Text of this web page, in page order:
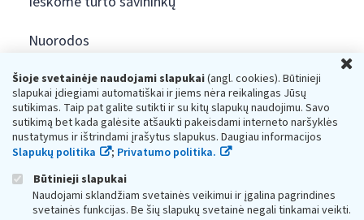
Šioje svetainėje naudojami slapukai(angl. cookies). Būtinieji
slapukai įdiegiami automatiškai ir jiems nėra reikalingas Jūsų
sutikimas. Taip pat galite sutikti ir su kitų slapukų naudojimu. Savo
sutikimą bet kada galėsite atšaukti pakeisdami interneto naršyklės
nustatymus ir ištrindami įrašytus slapukus. Daugiau informacijos
Slapukų politika
; Privatumo politika.
Būtinieji slapukai
Naudojami sklandžiam svetainės veikimui ir įgalina pagrindines
svetainės funkcijas. Be šių slapukų svetainė negali tinkamai veikti.
Nuorodos
Konsultacijos mokesčių klausimais ir paslaugos
gyventojams:
+370 5 260 5060
Darbo laikas: I-IV 8.00-17.00, V 8.00-15.45.
Prieššventinę dieną - viena valanda trumpiau.
Kiekvieno mėnesio antrą penktadienį 8.00 val. - 12.00 val.